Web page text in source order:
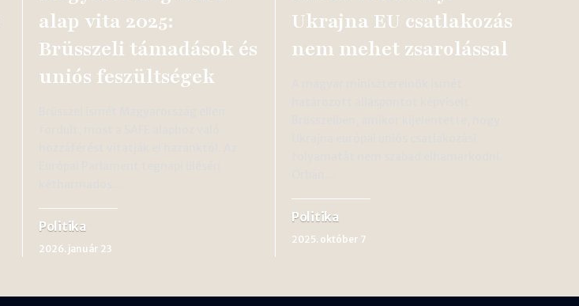
alap vita 2025:
Brüsszeli támadások és
uniós feszültségek
Politika
2026. január 23
Ukrajna EU csatlakozás
nem mehet zsarolással
Politika
2025. október 7